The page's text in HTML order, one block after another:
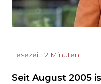
Lesezeit: 2 Minuten
Seit August 2005